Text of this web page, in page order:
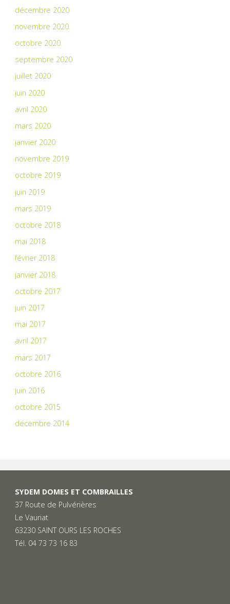
décembre 2020
novembre 2020
octobre 2020
septembre 2020
juillet 2020
juin 2020
avril 2020
mars 2020
janvier 2020
novembre 2019
octobre 2019
juin 2019
mars 2019
octobre 2018
mai 2018
février 2018
janvier 2018
octobre 2017
juin 2017
mai 2017
avril 2017
mars 2017
octobre 2016
juin 2016
octobre 2015
décembre 2014
SYDEM DOMES ET COMBRAILLES
37 Route de Pulvérières
Le Vauriat
63230 SAINT OURS LES ROCHES
Tél. 04 73 73 16 83